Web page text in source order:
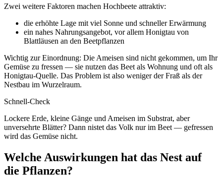
Zwei weitere Faktoren machen Hochbeete attraktiv:
die erhöhte Lage mit viel Sonne und schneller Erwärmung
ein nahes Nahrungsangebot, vor allem Honigtau von
Blattläusen an den Beetpflanzen
Wichtig zur Einordnung: Die Ameisen sind nicht gekommen, um Ihr
Gemüse zu fressen — sie nutzen das Beet als Wohnung und oft als
Honigtau-Quelle. Das Problem ist also weniger der Fraß als der
Nestbau im Wurzelraum.
Schnell-Check
Lockere Erde, kleine Gänge und Ameisen im Substrat, aber
unversehrte Blätter? Dann nistet das Volk nur im Beet — gefressen
wird das Gemüse nicht.
Welche Auswirkungen hat das Nest auf
die Pflanzen?